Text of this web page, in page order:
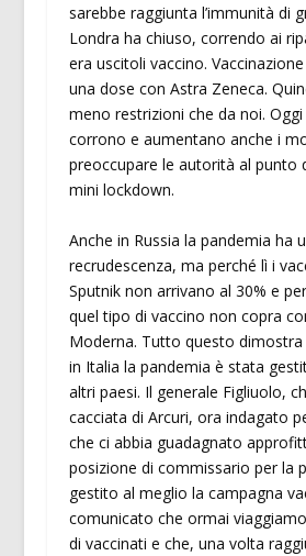
sarebbe raggiunta l’immunità di
Londra ha chiuso, correndo ai
era uscitoli vaccino.
una dose con Astra Zeneca.
meno restrizioni che da noi.
corrono e aumentano anche i
preoccupare le autorità al punto
mini lockdown.
Anche in Russia la pandemia ha
recrudescenza, ma perché lì i
Sputnik non arrivano al 30% e
quel tipo di vaccino non copra
Moderna. Tutto questo dimostra
in Italia la pandemia è stata
altri paesi. Il generale Figliuolo,
cacciata di Arcuri, ora indagato
che ci abbia guadagnato
posizione di commissario per la
gestito al meglio la campagna
comunicato che ormai
di vaccinati e che, una volta